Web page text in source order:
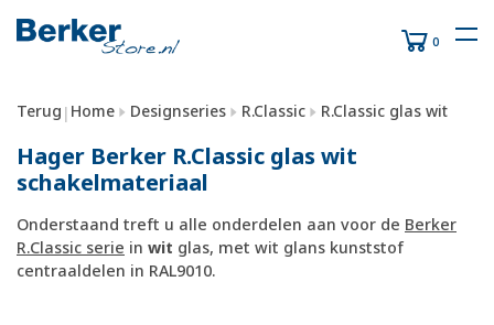
0
Terug | Home Designseries R.Classic R.Classic glas wit
Hager Berker R.Classic glas wit
schakelmateriaal
Onderstaand treft u alle onderdelen aan voor de Berker
R.Classic serie in wit glas, met wit glans kunststof
centraaldelen in RAL9010.